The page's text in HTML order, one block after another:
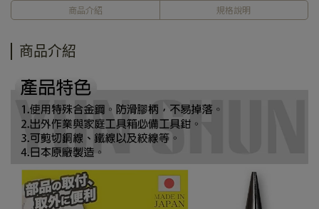
商品介紹 規格說明
商品介紹